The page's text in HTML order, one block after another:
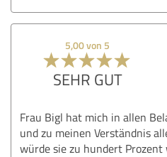
5,00 von 5
SEHR GUT
Frau Bigl hat mich in allen
und zu meinen Verständnis
würde sie zu hundert